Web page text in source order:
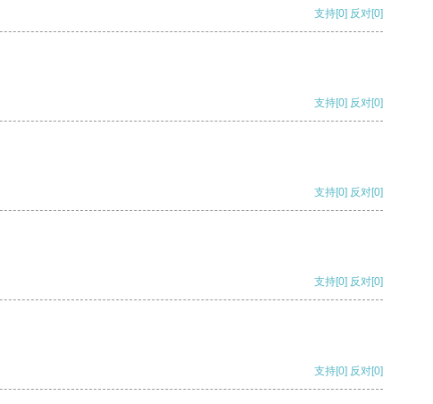
支持[0] 反对[0]
支持[0] 反对[0]
支持[0] 反对[0]
支持[0] 反对[0]
支持[0] 反对[0]